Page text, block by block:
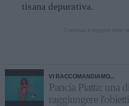
tisana depurativa.
VI RACCOMANDIAMO...
Pancia Piatta: una
raggiungere